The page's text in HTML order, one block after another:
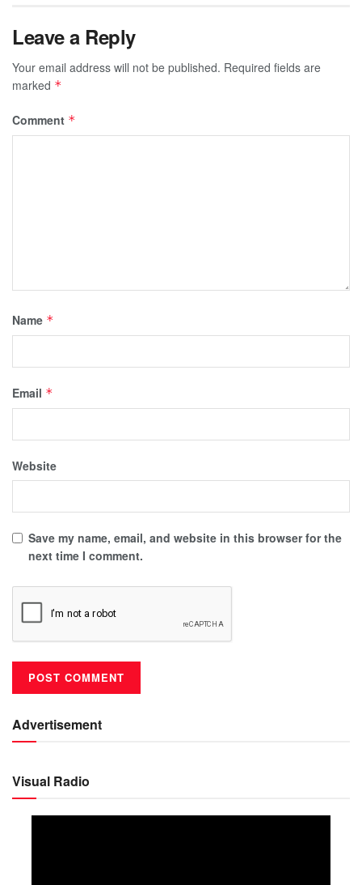
Leave a Reply
Your email address will not be published. Required fields are
marked *
Comment *
Name *
Email *
Website
Save my name, email, and website in this browser for the
next time I comment.
Advertisement
Visual Radio